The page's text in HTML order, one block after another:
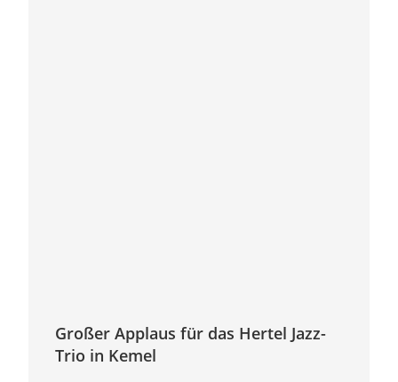
Großer Applaus für das Hertel Jazz-
Trio in Kemel